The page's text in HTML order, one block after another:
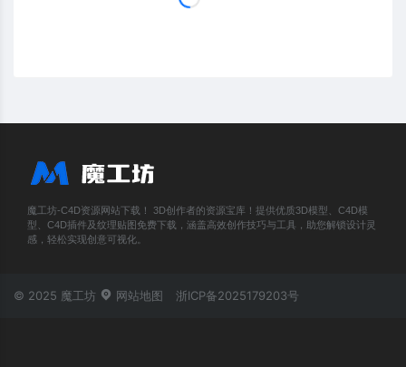
魔工坊-C4D资源网站下载！ 3D创作者的资源宝库！提供优质3D模型、C4D模
型、C4D插件及纹理贴图免费下载，涵盖高效创作技巧与工具，助您解锁设计灵
感，轻松实现创意可视化。
© 2025 魔工坊 网站地图 浙ICP备2025179203号